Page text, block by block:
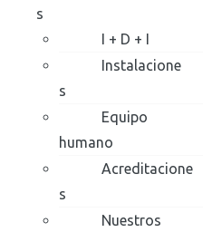
s
I + D + I
Instalacione
s
Equipo
humano
Acreditacione
s
Nuestros